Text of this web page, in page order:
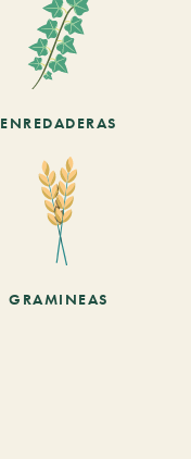
ENREDADERAS
GRAMINEAS